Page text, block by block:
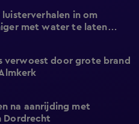
luisterverhalen in om
met water te laten
verwoest door grote brand
na aanrijding met
Dordrecht